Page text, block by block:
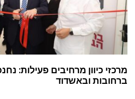
מרכזי כיוון מרחיבים פעילות:
ברחובות ובאשדוד